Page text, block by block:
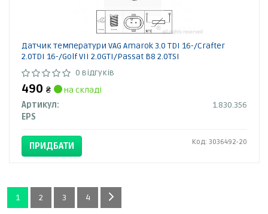
Датчик температури VAG Amarok 3.0 TDI 16-/Crafter
2.0TDI 16-/Golf VII 2.0GTI/Passat B8 2.0TSI
0 відгуків
490 ₴
на складі
Артикул:
1.830.356
EPS
ПРИДБАТИ Код: 3036492-20
1 2 3 4